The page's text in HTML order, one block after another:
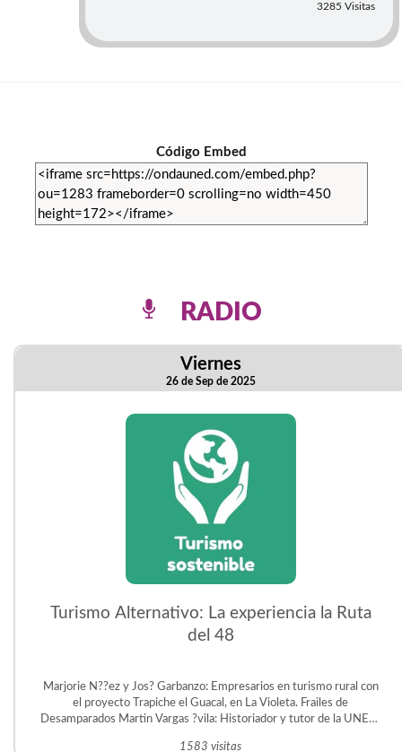
3285 Visitas
Código Embed
RADIO
Viernes
26 de Sep de 2025
Turismo Alternativo: La experiencia la Ruta
del 48
Marjorie N??ez y Jos? Garbanzo: Empresarios en turismo rural con
el proyecto Trapiche el Guacal, en La Violeta. Frailes de
Desamparados Martin Vargas ?vila: Historiador y tutor de la UNED.
1583 visitas